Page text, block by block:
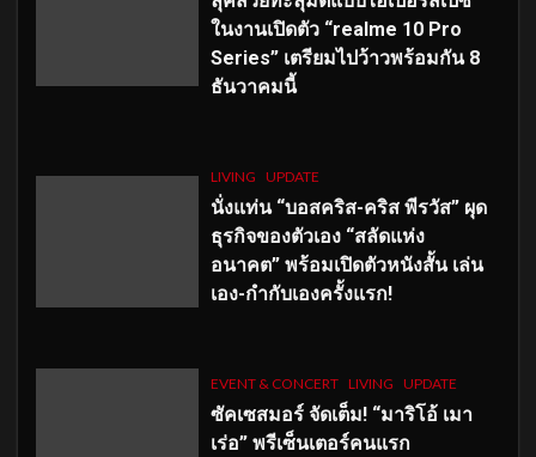
ในงานเปิดตัว “realme 10 Pro
Series” เตรียมไปว้าวพร้อมกัน 8
ธันวาคมนี้
LIVING UPDATE
นั่งแท่น “บอสคริส-คริส พีรวัส” ผุด
ธุรกิจของตัวเอง “สลัดแห่ง
อนาคต” พร้อมเปิดตัวหนังสั้น เล่น
เอง-กำกับเองครั้งแรก!
EVENT & CONCERT LIVING UPDATE
ซัคเซสมอร์ จัดเต็ม! “มาริโอ้ เมา
เร่อ” พรีเซ็นเตอร์คนแรก